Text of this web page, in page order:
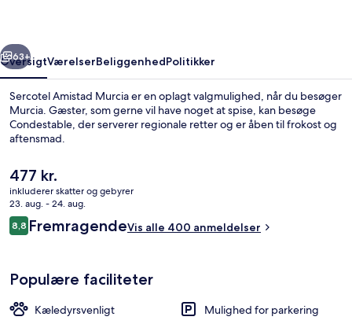
Mødefaciliteter
Næste
63+
OversigtVærelserBeliggenhedPolitikker
Sercotel Amistad Murcia er en oplagt valgmulighed, når du besøger
Murcia. Gæster, som gerne vil have noget at spise, kan besøge
Condestable, der serverer regionale retter og er åben til frokost og
aftensmad.
Den
nuværende
pris
er
477 kr.
477 kr.
inkluderer skatter og gebyrer
23. aug. - 24. aug.
Anmeldelser
8,88,8 ud af 10.
FremragendeVis alle 400 anmeldelser
Populære faciliteter
Kæledyrsvenligt
Mulighed for parkering